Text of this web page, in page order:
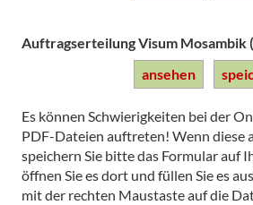
Auftragserteilung Visum Mosambik
ansehen
Es können Schwierigkeiten bei der
PDF-Dateien auftreten! Wenn diese
speichern Sie bitte das Formular auf
öffnen Sie es dort und füllen Sie es
mit der rechten Maustaste auf die